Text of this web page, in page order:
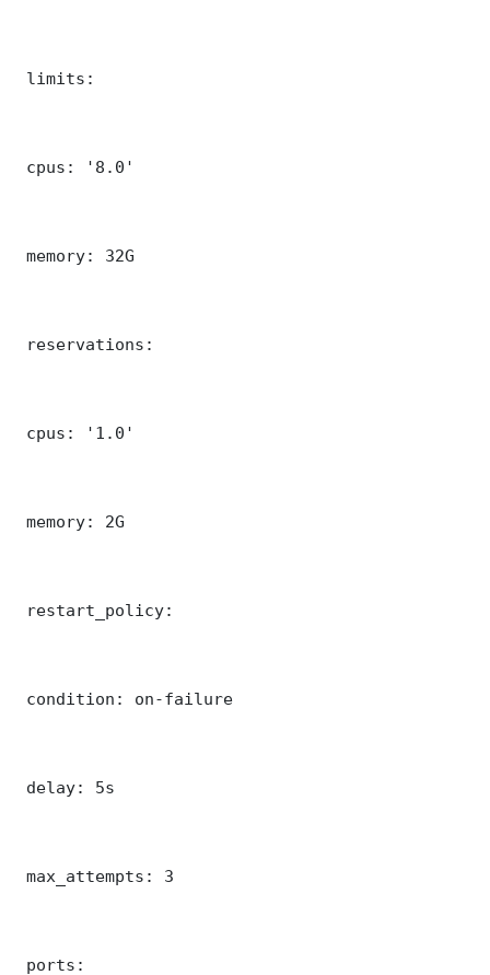
limits:
cpus: '8.0'
memory: 32G
reservations:
cpus: '1.0'
memory: 2G
restart_policy:
condition: on-failure
delay: 5s
max_attempts: 3
ports: